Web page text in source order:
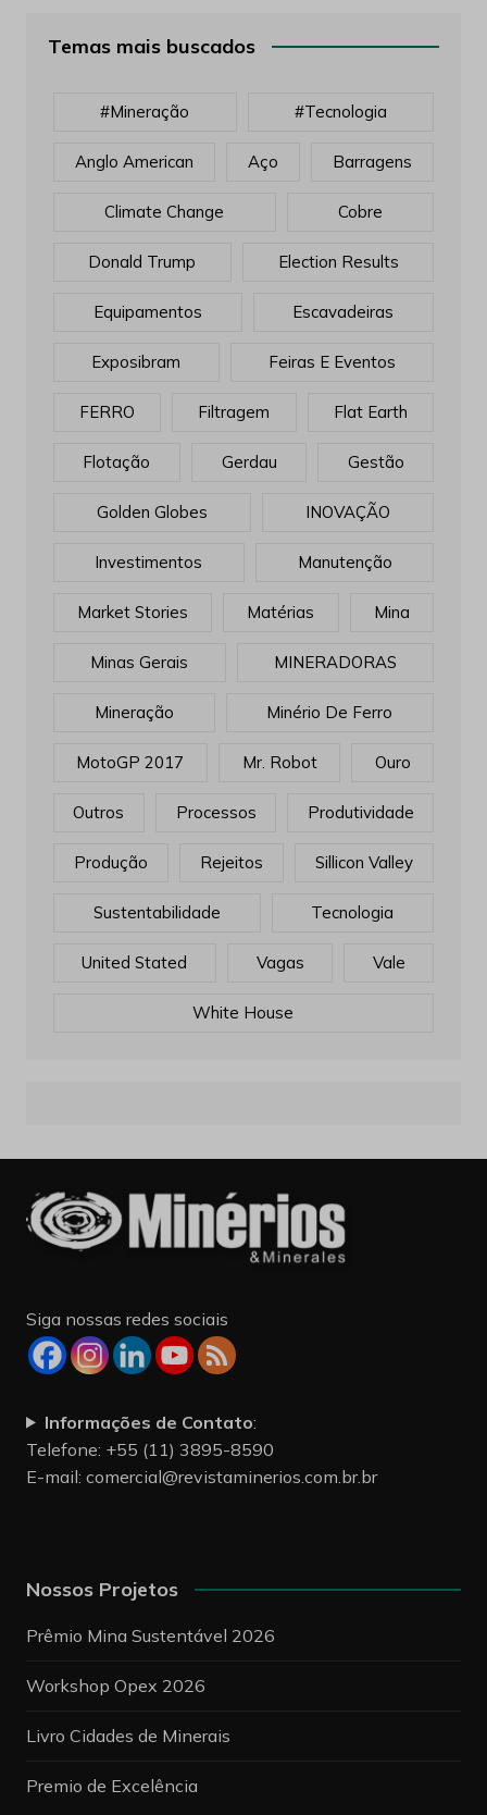
Temas mais buscados
#mineração #tecnologia
Anglo American Aço Barragens
Climate Change Cobre
Donald Trump Election Results
Equipamentos Escavadeiras
Exposibram Feiras E Eventos
FERRO Filtragem Flat Earth
Flotação Gerdau Gestão
Golden Globes INOVAÇÃO
Investimentos Manutenção
Market Stories Matérias Mina
Minas Gerais MINERADORAS
Mineração Minério De Ferro
MotoGP 2017 Mr. Robot Ouro
Outros Processos Produtividade
Produção Rejeitos Sillicon Valley
Sustentabilidade Tecnologia
United Stated Vagas Vale
White House
Siga nossas redes sociais
Informações de Contato:
Telefone: +55 (11) 3895-8590
E-mail: comercial@revistaminerios.com.br.br
Nossos Projetos
Prêmio Mina Sustentável 2026
Workshop Opex 2026
Livro Cidades de Minerais
Premio de Excelência